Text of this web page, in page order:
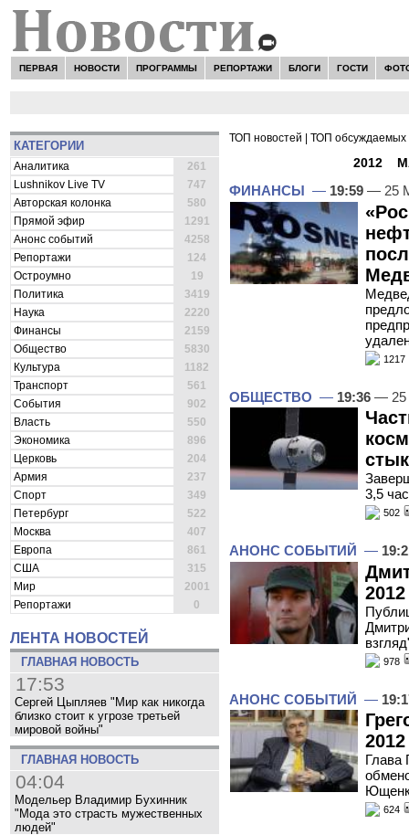
ПЕРВАЯ НОВОСТИ ПРОГРАММЫ РЕПОРТАЖИ БЛОГИ ГОСТИ
КАТЕГОРИИ
Аналитика
261
Lushnikov Live TV
747
Авторская колонка
580
Прямой эфир
1291
Анонс событий
4258
Репортажи
124
Остроумно
19
Политика
3419
Наука
2220
Финансы
2159
Общество
5830
Культура
1182
Транспорт
561
События
902
Власть
550
Экономика
896
Церковь
204
Армия
237
Спорт
349
Петербург
522
Москва
407
Европа
861
США
315
Мир
2001
Репортажи
0
ЛЕНТА НОВОСТЕЙ
ГЛАВНАЯ НОВОСТЬ
17:53
Сергей Цыпляев "Мир как никогда
близко стоит к угрозе третьей
мировой войны"
ГЛАВНАЯ НОВОСТЬ
04:04
Модельер Владимир Бухинник
"Мода это страсть мужественных
людей"
ТОП новостей ТОП обсуждаемых
2012
ФИНАНСЫ — 19:59 — 25
1217
ОБЩЕСТВО — 19:36 — 25
3,5
502
АНОНС СОБЫТИЙ —
978
АНОНС СОБЫТИЙ —
Глава
624